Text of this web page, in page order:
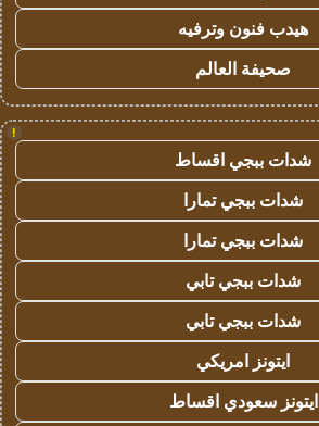
هيدب فنون وترفيه
صحيفة العالم
!
شدات ببجي اقساط
شدات ببجي تمارا
شدات ببجي تمارا
شدات ببجي تابي
شدات ببجي تابي
ايتونز امريكي
ايتونز سعودي اقساط